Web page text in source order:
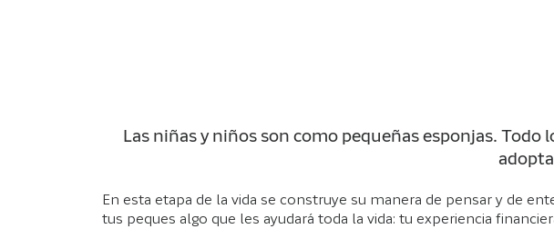
Las niñas y niños son como pequeñas esponjas. Todo
En esta etapa de la vida se construye su manera de pensar y de
tus peques algo que les ayudará toda la vida: tu experiencia